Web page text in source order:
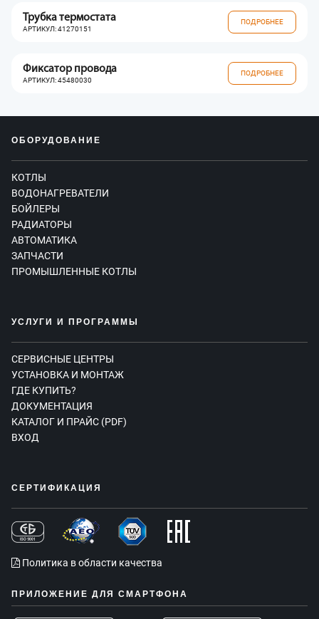
Трубка термостата
АРТИКУЛ: 41270151
ПОДРОБНЕЕ
Фиксатор провода
АРТИКУЛ: 45480030
ПОДРОБНЕЕ
ОБОРУДОВАНИЕ
КОТЛЫ
ВОДОНАГРЕВАТЕЛИ
БОЙЛЕРЫ
РАДИАТОРЫ
АВТОМАТИКА
ЗАПЧАСТИ
ПРОМЫШЛЕННЫЕ КОТЛЫ
УСЛУГИ И ПРОГРАММЫ
СЕРВИСНЫЕ ЦЕНТРЫ
УСТАНОВКА И МОНТАЖ
ГДЕ КУПИТЬ?
ДОКУМЕНТАЦИЯ
КАТАЛОГ И ПРАЙС (PDF)
ВХОД
СЕРТИФИКАЦИЯ
Политика в области качества
ПРИЛОЖЕНИЕ ДЛЯ СМАРТФОНА